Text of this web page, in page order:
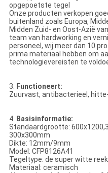
opgepoetste tegel
Onze producten verkopen
buitenland zoals Europa,
Midden Zuid- en Oost-Azië
team van hardworking en
personeel, wij meer dan 10
prima materiaal hebben om
technologievereisten te
3. Functioneert:
Zuurvast, antibacterieel,
4. Basisinformatie:
Standaardgrootte:
300x300mm
Dikte: 12mm/9mm
Model: CFP8126A41
Tegeltype: de super witte
Materiaal: ceramisch